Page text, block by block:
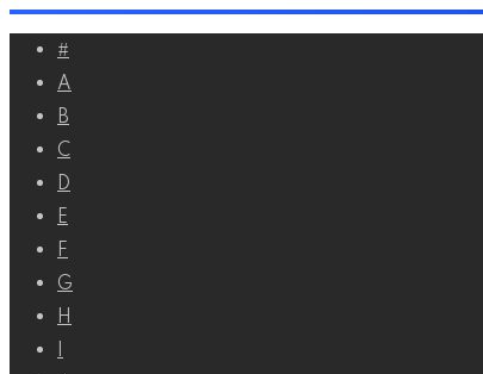
Перейти
контенту
#
A
B
C
D
E
F
G
H